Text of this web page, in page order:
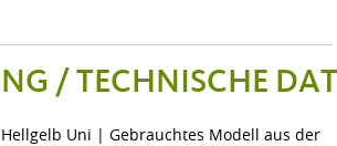
/ TECHNISCHE
Hellgelb Uni | Gebrauchtes Modell aus der